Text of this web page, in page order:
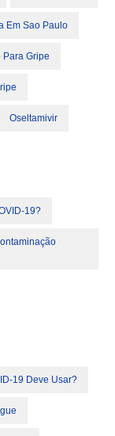
Em Sao Paulo
Para Gripe
Oseltamivir
19?
19 Deve Usar?